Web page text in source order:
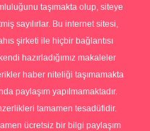
taşımakta olup, siteye
sayılırlar. Bu internet sitesi,
şirketi ile hiçbir bağlantısı
hazırladığımız makaleler
haber niteliği taşımamakta
paylaşım yapılmamaktadır.
tamamen tesadüfidir.
ücretsiz bir bilgi paylaşım